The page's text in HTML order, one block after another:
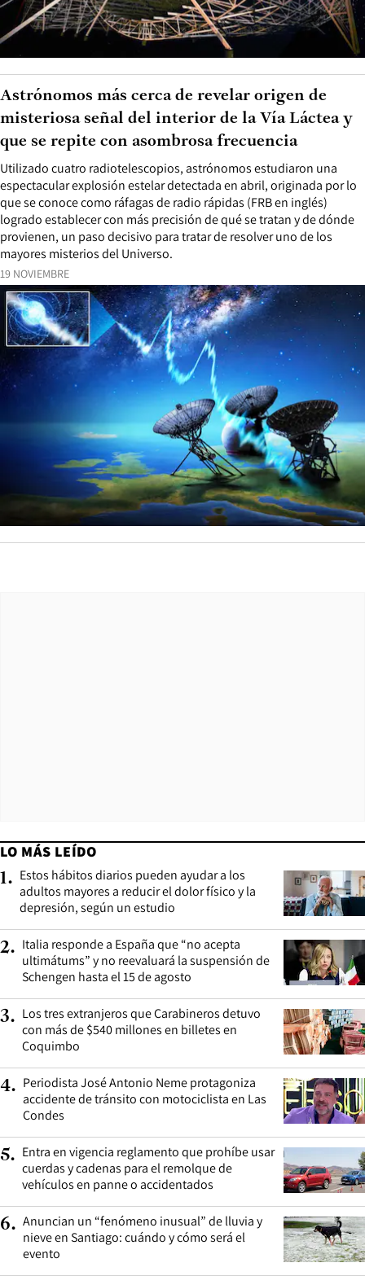
19 NOVIEMBRE
Utilizado cuatro radiotelescopios, astrónomos estudiaron una
espectacular explosión estelar detectada en abril, originada por lo
que se conoce como ráfagas de radio rápidas (FRB en inglés)
logrado establecer con más precisión de qué se tratan y de dónde
provienen, un paso decisivo para tratar de resolver uno de los
mayores misterios del Universo.
Astrónomos más cerca de revelar origen de
misteriosa señal del interior de la Vía Láctea y
que se repite con asombrosa frecuencia
LO MÁS LEÍDO
1. Estos hábitos diarios pueden ayudar a los
adultos mayores a reducir el dolor físico y la
depresión, según un estudio
2. Italia responde a España que “no acepta
ultimátums” y no reevaluará la suspensión de
Schengen hasta el 15 de agosto
3. Los tres extranjeros que Carabineros detuvo
con más de $540 millones en billetes en
Coquimbo
4. Periodista José Antonio Neme protagoniza
accidente de tránsito con motociclista en Las
Condes
5. Entra en vigencia reglamento que prohíbe usar
cuerdas y cadenas para el remolque de
vehículos en panne o accidentados
6. Anuncian un “fenómeno inusual” de lluvia y
nieve en Santiago: cuándo y cómo será el
evento